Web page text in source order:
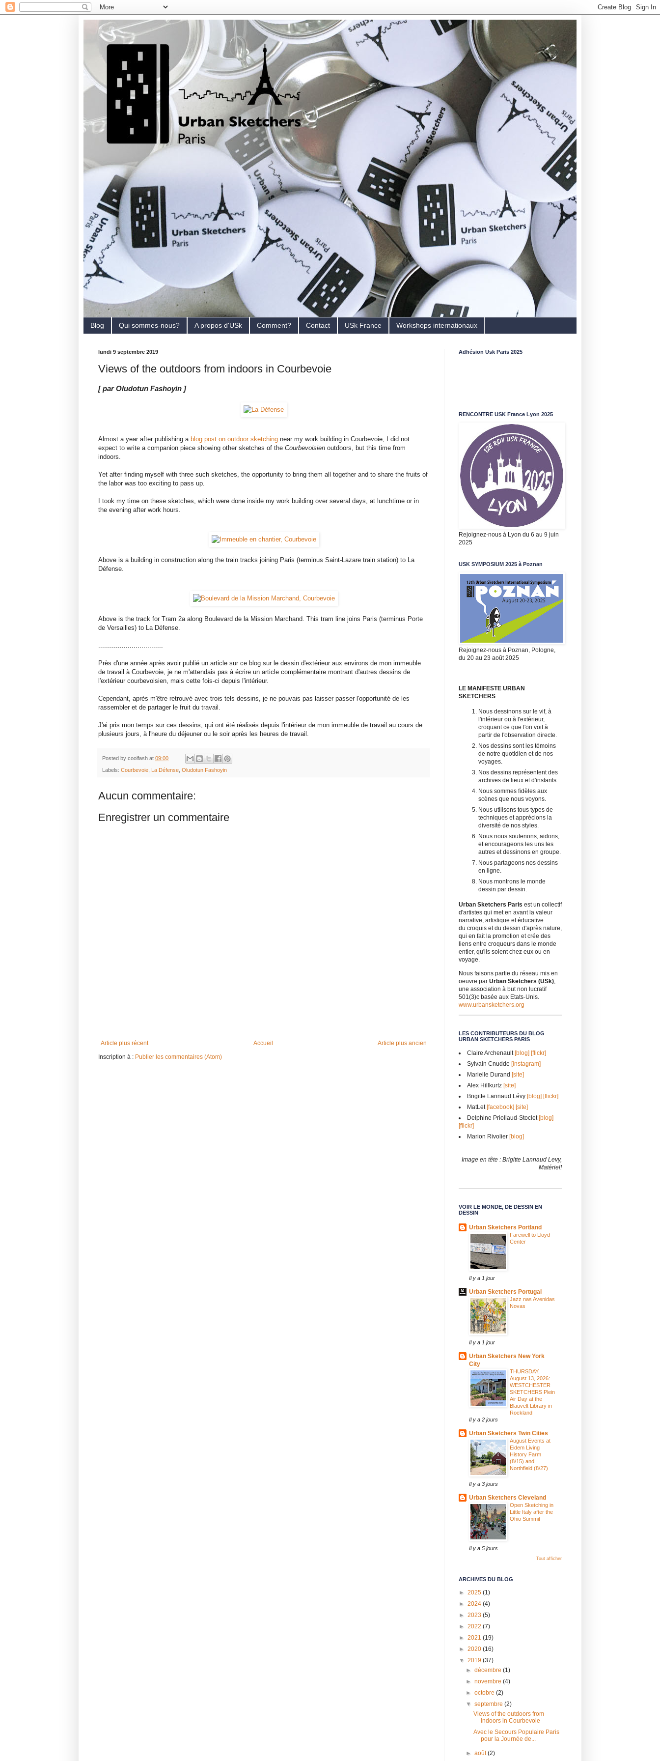
Blog Qui sommes-nous? A propos d'USk Comment? Contact USk France Workshops internationaux
lundi 9 septembre 2019
Views of the outdoors from indoors in Courbevoie
[ par Oludotun Fashoyin ]
Almost a year after publishing a blog post on outdoor sketching near my work building in Courbevoie, I did not
expect to write a companion piece showing other sketches of the Courbevoisien outdoors, but this time from
indoors.
Yet after finding myself with three such sketches, the opportunity to bring them all together and to share the fruits of
the labor was too exciting to pass up.
I took my time on these sketches, which were done inside my work building over several days, at lunchtime or in
the evening after work hours.
Above is a building in construction along the train tracks joining Paris (terminus Saint-Lazare train station) to La
Défense.
Above is the track for Tram 2a along Boulevard de la Mission Marchand. This tram line joins Paris (terminus Porte
de Versailles) to La Défense.
.................................
Près d'une année après avoir publié un article sur ce blog sur le dessin d'extérieur aux environs de mon immeuble
de travail à Courbevoie, je ne m'attendais pas à écrire un article complémentaire montrant d'autres dessins de
l'extérieur courbevoisien, mais cette fois-ci depuis l'intérieur.
Cependant, après m'être retrouvé avec trois tels dessins, je ne pouvais pas laisser passer l'opportunité de les
rassembler et de partager le fruit du travail.
J'ai pris mon temps sur ces dessins, qui ont été réalisés depuis l'intérieur de mon immeuble de travail au cours de
plusieurs jours, à l'heure du déjeuner ou le soir après les heures de travail.
Posted by coolfash at 09:00
Labels: Courbevoie La Défense Oludotun Fashoyin
Aucun commentaire:
Enregistrer un commentaire
Article plus récent Article plus ancien
Accueil
Inscription à : Publier les commentaires (Atom)
Adhésion Usk Paris 2025
RENCONTRE USK France Lyon 2025
Rejoignez-nous à Lyon du 6 au 9 juin
2025
USK SYMPOSIUM 2025 à Poznan
Rejoignez-nous à Poznan, Pologne,
du 20 au 23 août 2025
LE MANIFESTE URBAN
SKETCHERS
Nous dessinons sur le vif, à
l'intérieur ou à l'extérieur,
croquant ce que l'on voit à
partir de l'observation directe.
Nos dessins sont les témoins
de notre quotidien et de nos
voyages.
Nos dessins représentent des
archives de lieux et d'instants.
Nous sommes fidèles aux
scènes que nous voyons.
Nous utilisons tous types de
techniques et apprécions la
diversité de nos styles.
Nous nous soutenons, aidons,
et encourageons les uns les
autres et dessinons en groupe.
Nous partageons nos dessins
en ligne.
Nous montrons le monde
dessin par dessin.
Urban Sketchers Paris est un collectif
d'artistes qui met en avant la valeur
narrative, artistique et éducative
du croquis et du dessin d'après nature,
qui en fait la promotion et crée des
liens entre croqueurs dans le monde
entier, qu'ils soient chez eux ou en
voyage.
Nous faisons partie du réseau mis en
oeuvre par Urban Sketchers (USk)
une association à but non lucratif
501(3)c basée aux Etats-Unis.
www.urbansketchers.org
LES CONTRIBUTEURS DU BLOG
URBAN SKETCHERS PARIS
Claire Archenault[blog] [flickr]
Sylvain Cnudde [instagram]
Marielle Durand [site]
Alex Hillkurtz [site]
Brigitte Lannaud Lévy [blog] [flickr]
MatLet[facebook] [site]
Delphine Priollaud-Stoclet[blog]
[flickr]
Marion Rivolier [blog]
Image en tête : Brigitte Lannaud Levy,
Matériel!
VOIR LE MONDE, DE DESSIN EN
DESSIN
Urban Sketchers Portland
Farewell to Lloyd
Center
Il y a 1 jour
Urban Sketchers Portugal
Jazz nas Avenidas
Novas
Il y a 1 jour
Urban Sketchers New York
City
THURSDAY,
August 13, 2026:
WESTCHESTER
SKETCHERS Plein
Air Day at the
Blauvelt Library in
Rockland
Il y a 2 jours
Urban Sketchers Twin Cities
August Events at
Eidem Living
History Farm
(8/15) and
Northfield (8/27)
Il y a 3 jours
Urban Sketchers Cleveland
Open Sketching in
Little Italy after the
Ohio Summit
Il y a 5 jours
Tout afficher
ARCHIVES DU BLOG
► 2025 (1)
► 2024 (4)
► 2023 (5)
► 2022 (7)
► 2021 (19)
► 2020 (16)
▼ 2019 (37)
►décembre(1)
►novembre(4)
►octobre(2)
▼septembre(2)
Views of the outdoors from
indoors in Courbevoie
Avec le Secours Populaire Paris
pour la Journée de...
►août(2)